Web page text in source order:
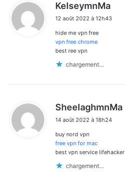
KelseymnMa
t
12 août 2022 à 12h43
hide me vpn free
vpn free chrome
best ree vpn
chargement…
SheelaghmnMa
14 août 2022 à 18h24
buy nord vpn
free vpn for mac
best vpn service lifehacker
chargement…